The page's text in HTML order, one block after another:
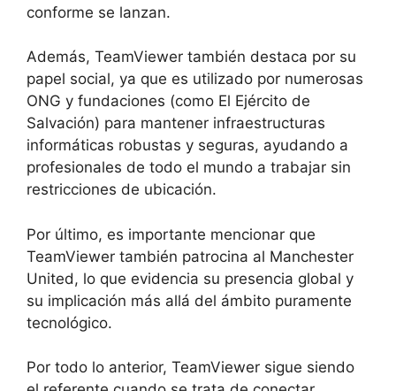
conforme se lanzan.
Además, TeamViewer también destaca por su
papel social, ya que es utilizado por numerosas
ONG y fundaciones (como El Ejército de
Salvación) para mantener infraestructuras
informáticas robustas y seguras, ayudando a
profesionales de todo el mundo a trabajar sin
restricciones de ubicación.
Por último, es importante mencionar que
TeamViewer también patrocina al Manchester
United, lo que evidencia su presencia global y
su implicación más allá del ámbito puramente
tecnológico.
Por todo lo anterior, TeamViewer sigue siendo